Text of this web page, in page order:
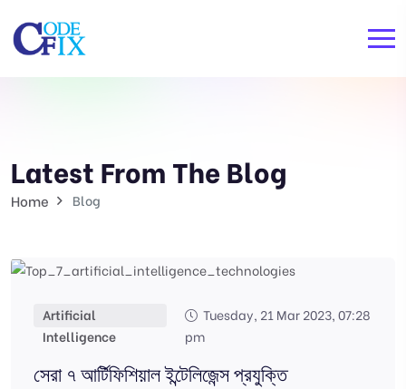
Latest From The Blog
Home Blog
Artificial
Intelligence
Tuesday, 21 Mar 2023, 07:28
pm
সেরা ৭ আর্টিফিশিয়াল ইন্টেলিজেন্স প্রযুক্তি